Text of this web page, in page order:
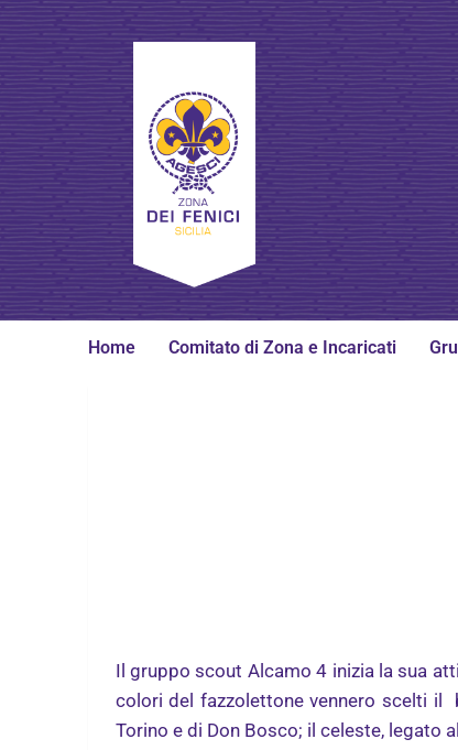
Home Comitato di Zona e Incaricati
Il gruppo scout Alcamo 4 inizia la sua
colori del fazzolettone vennero scelti il
Torino e di Don Bosco; il celeste, legato